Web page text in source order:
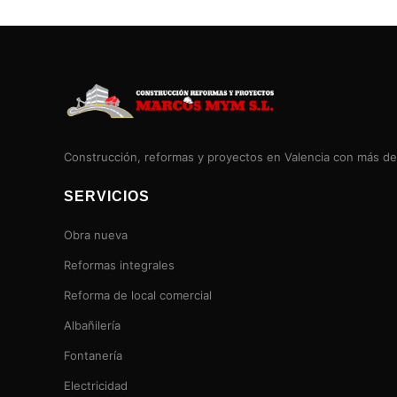
Construcción, reformas y proyectos en Valencia con más
SERVICIOS
Obra nueva
Reformas integrales
Reforma de local comercial
Albañilería
Fontanería
Electricidad